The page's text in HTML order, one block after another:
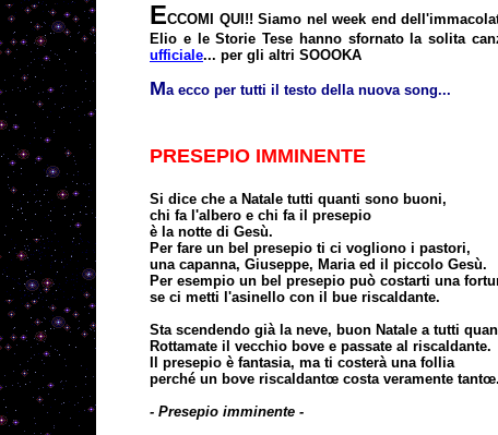
ECCOMI QUI!! Siamo nel week end
Elio e le Storie Tese hanno sfornato la solita
ufficiale... per gli altri SOOOKA
Ma ecco per tutti il testo della nuova song...
PRESEPIO IMMINENTE
Si dice che a Natale tutti quanti sono buoni,
chi fa l'albero e chi fa il presepio
è la notte di Gesù.
Per fare un bel presepio ti ci vogliono i pastori,
una capanna, Giuseppe, Maria ed il piccolo Gesù.
Per esempio un bel presepio può costarti una
se ci metti l'asinello con il bue riscaldante.
Sta scendendo già la neve, buon Natale a tutti
Rottamate il vecchio bove e passate al riscaldante.
Il presepio è fantasia, ma ti costerà una follia
perché un bove riscaldantœ costa veramente tantœ.
- Presepio imminente -